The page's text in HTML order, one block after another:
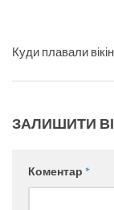
Куди плавали
ЗАЛИШИТИ
Коментар *